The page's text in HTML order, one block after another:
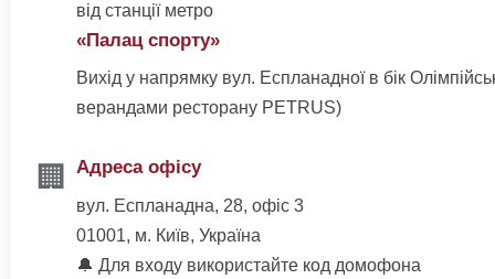
від станції метро
«Палац спорту»
Вихід у напрямку вул. Еспланадної в бік
верандами ресторану PETRUS)
🏢 Адреса офісу
вул. Еспланадна, 28, офіс 3
01001, м. Київ, Україна
🔔 Для входу використайте код домофона